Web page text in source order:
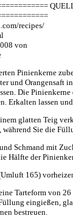
recipes/
von
Pinienkerne
und Orangensaft
Die
Erkalten lassen
glatten Teig
Sie die
Schmand mit
Hälfte der
165)
Tarteform von 26
eingießen,
bestreuen.